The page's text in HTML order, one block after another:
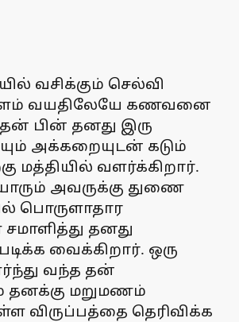
வசிக்கும் செல்வி
வயதிலேயே கணவனை
பின் தனது இரு
அக்கறையுடன் கடும்
மத்தியில் வளர்க்கிறார்.
அவருக்கு துணை
பொருளாதார
தனது
வைக்கிறார். ஒரு
வந்த தன்
தனக்கு மறுமணம்
விருப்பத்தை தெரிவிக்க